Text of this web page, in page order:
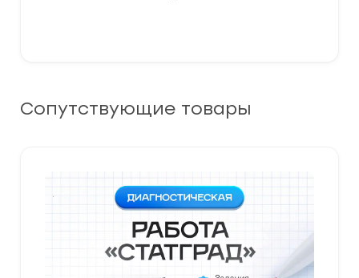
Сопутствующие товары